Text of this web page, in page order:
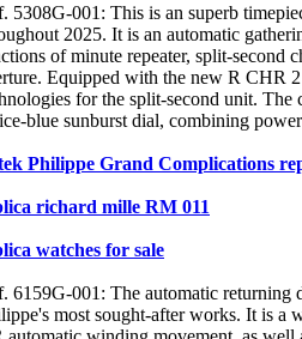
5308G-001: This is an superb
2025. It is an automatic
of minute repeater, split-second
Equipped with the new R CHR
for the split-second unit.
blue sunburst dial, combining
Philippe Grand Complications
richard mille RM 011
watches for sale
6159G-001: The automatic returning
most sought-after works. It is a